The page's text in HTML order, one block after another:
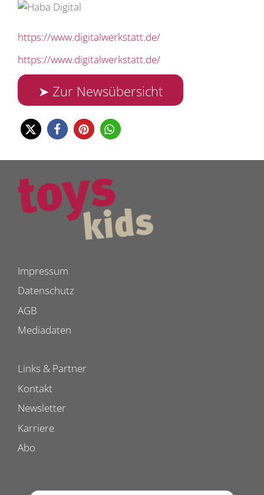
https://www.digitalwerkstatt.de/
https://www.digitalwerkstatt.de/
➤ Zur Newsübersicht
Impressum
Datenschutz
AGB
Mediadaten
Links & Partner
Kontakt
Newsletter
Karriere
Abo